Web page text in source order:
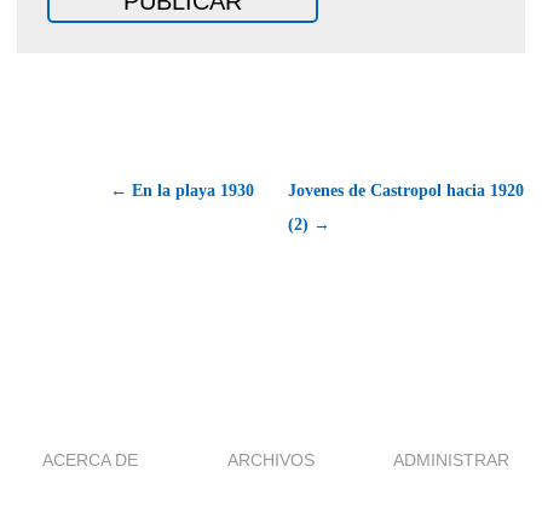
← En la playa 1930
Jovenes de Castropol hacia 1920
(2) →
ACERCA DE ARCHIVOS ADMINISTRAR